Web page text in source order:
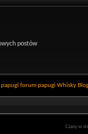
postów
papugi forum papugi Whisky
Czasy w